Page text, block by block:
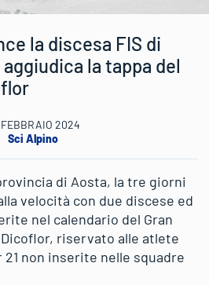
la discesa FIS di
la tappa del
2024
Sci Alpino
di Aosta, la tre giorni
velocità con due discese ed
nel calendario del Gran
riservato alle atlete
non inserite nelle squadre